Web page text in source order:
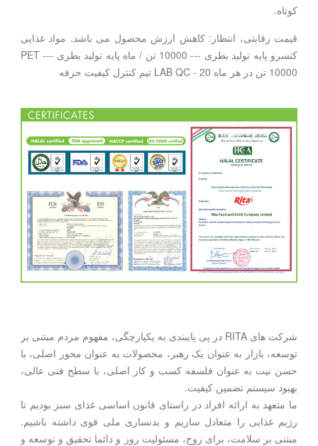
کوتاه.
قیمت رقابتی، انتظار: کاهش ارزش محصول می باشد. مواد غذایی
کنسرو پایه تولید بطری --- 10000 تن / ماه پایه تولید بطری PET ---
10000 تن در هر ماه LAB QC - 20 تیم کنترل کیفیت حرفه
شرکت های RITA در پی پایبندی به یکپارچگی، مفهوم مردم مبتنی بر
توسعه، بازار به عنوان یک رهبر، محصولات به عنوان محور اصلی، با
حسن نیت به عنوان فلسفه کسب و کار اصلی، با سطح فنی عالی،
بهبود سیستم تضمین کیفیت.
ما متعهد به ارائه افراد در راستای قانون اساسی غذای سبز بودیم تا
رژیم غذایی را متعادل سازیم و بدنسازی ملی قوی داشته باشیم.
مبتنی بر سلامت، برای روح، مسئولیت روز و دائما تحقیق و توسعه و